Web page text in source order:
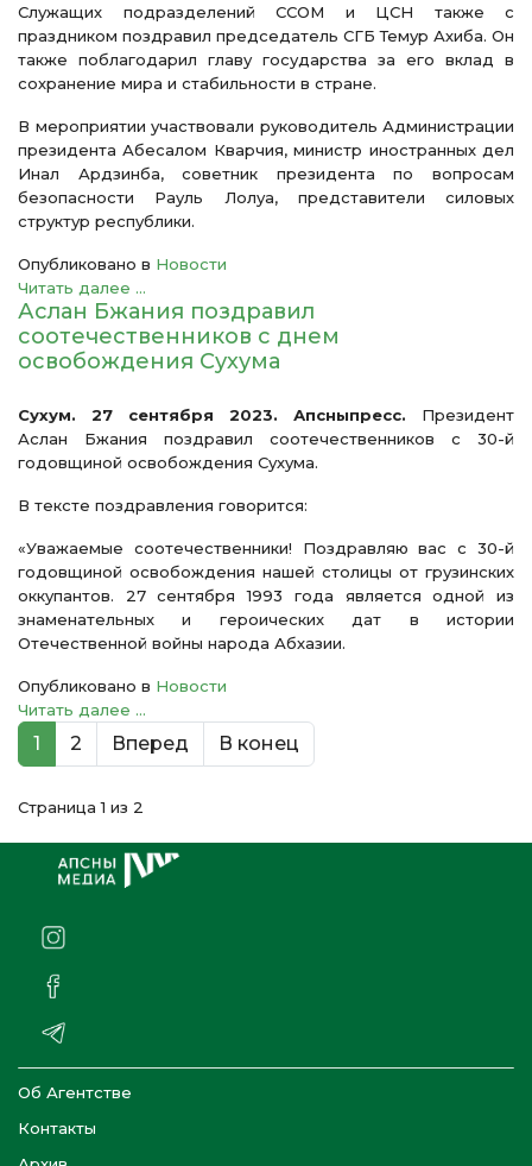
Служащих подразделений ССОМ и ЦСН также с
праздником поздравил председатель СГБ Темур Ахиба. Он
также поблагодарил главу государства за его вклад в
сохранение мира и стабильности в стране.
В мероприятии участвовали руководитель Администрации
президента Абесалом Кварчия, министр иностранных дел
Инал Ардзинба, советник президента по вопросам
безопасности Рауль Лолуа, представители силовых
структур республики.
Опубликовано в Новости
Читать далее ...
Аслан Бжания поздравил
соотечественников с днем
освобождения Сухума
Сухум. 27 сентября 2023. Апсныпресс. Президент
Аслан Бжания поздравил соотечественников с 30-й
годовщиной освобождения Сухума.
В тексте поздравления говорится:
«Уважаемые соотечественники! Поздравляю вас с 30-й
годовщиной освобождения нашей столицы от грузинских
оккупантов. 27 сентября 1993 года является одной из
знаменательных и героических дат в истории
Отечественной войны народа Абхазии.
Опубликовано в Новости
Читать далее ...
1 2 Вперед В конец
Страница 1 из 2
Об Агентстве
Контакты